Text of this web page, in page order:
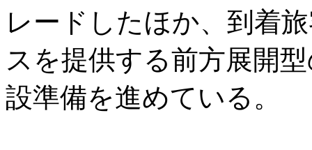
レードしたほか、到着
スを提供する前方展開
設準備を進めている。